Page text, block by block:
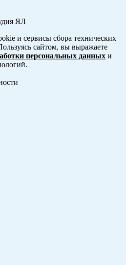
ЯЛ
и сервисы сбора технических
сайтом, вы выражаете
персональных данных и